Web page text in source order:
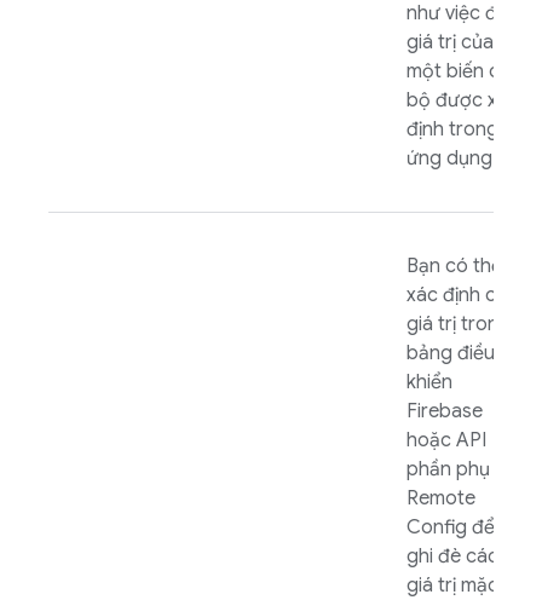
như việc đọc
giá trị của
một biến cục
bộ được xác
định trong
ứng dụng.
Bạn có thể
xác định các
giá trị trong
bảng điều
khiển
Firebase
hoặc API
phần phụ trợ
Remote
Config để
ghi đè các
giá trị mặc